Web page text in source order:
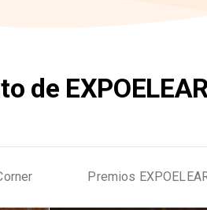
de
Premios